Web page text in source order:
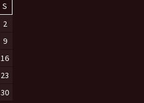
S
2
9
16
23
30